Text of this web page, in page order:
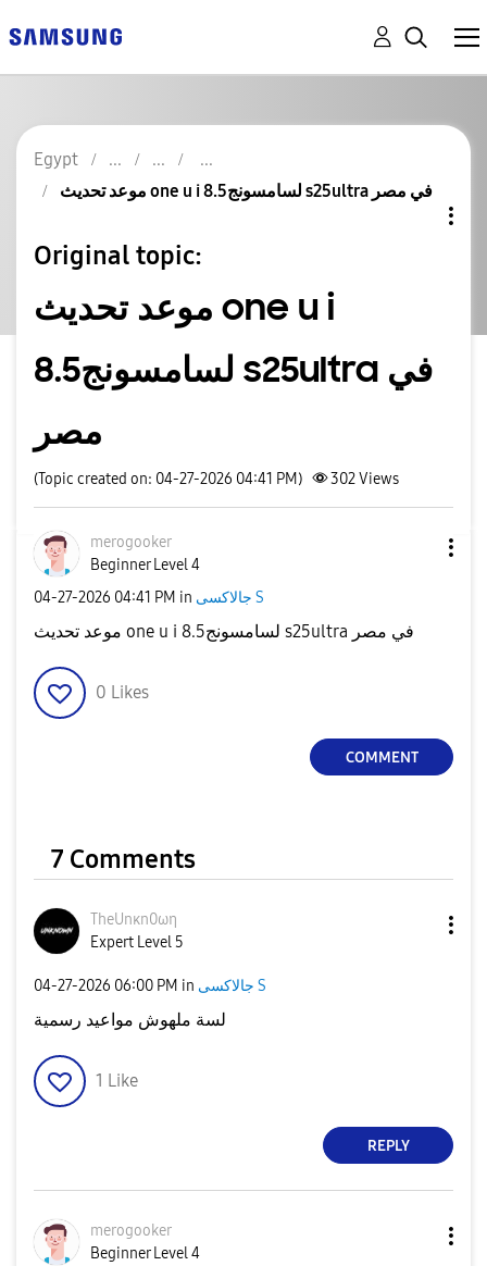
Egypt
موعد تحديث one u i 8.5لسامسونج s25ultra في مصر
Original topic:
موعد تحديث one u i
8.5لسامسونج s25ultra في
مصر
(Topic created on: 04-27-2026 04:41 PM) 302Views
merogooker
Beginner Level 4
‎04-27-2026 04:41 PM in جالاكسى S
موعد تحديث one u i 8.5لسامسونج s25ultra في مصر
0 Likes
COMMENT
7 Comments
TheUnκn0ωη
Expert Level 5
‎04-27-2026 06:00 PM in جالاكسى S
لسة ملهوش مواعيد رسمية
1 Like
REPLY
merogooker
Beginner Level 4